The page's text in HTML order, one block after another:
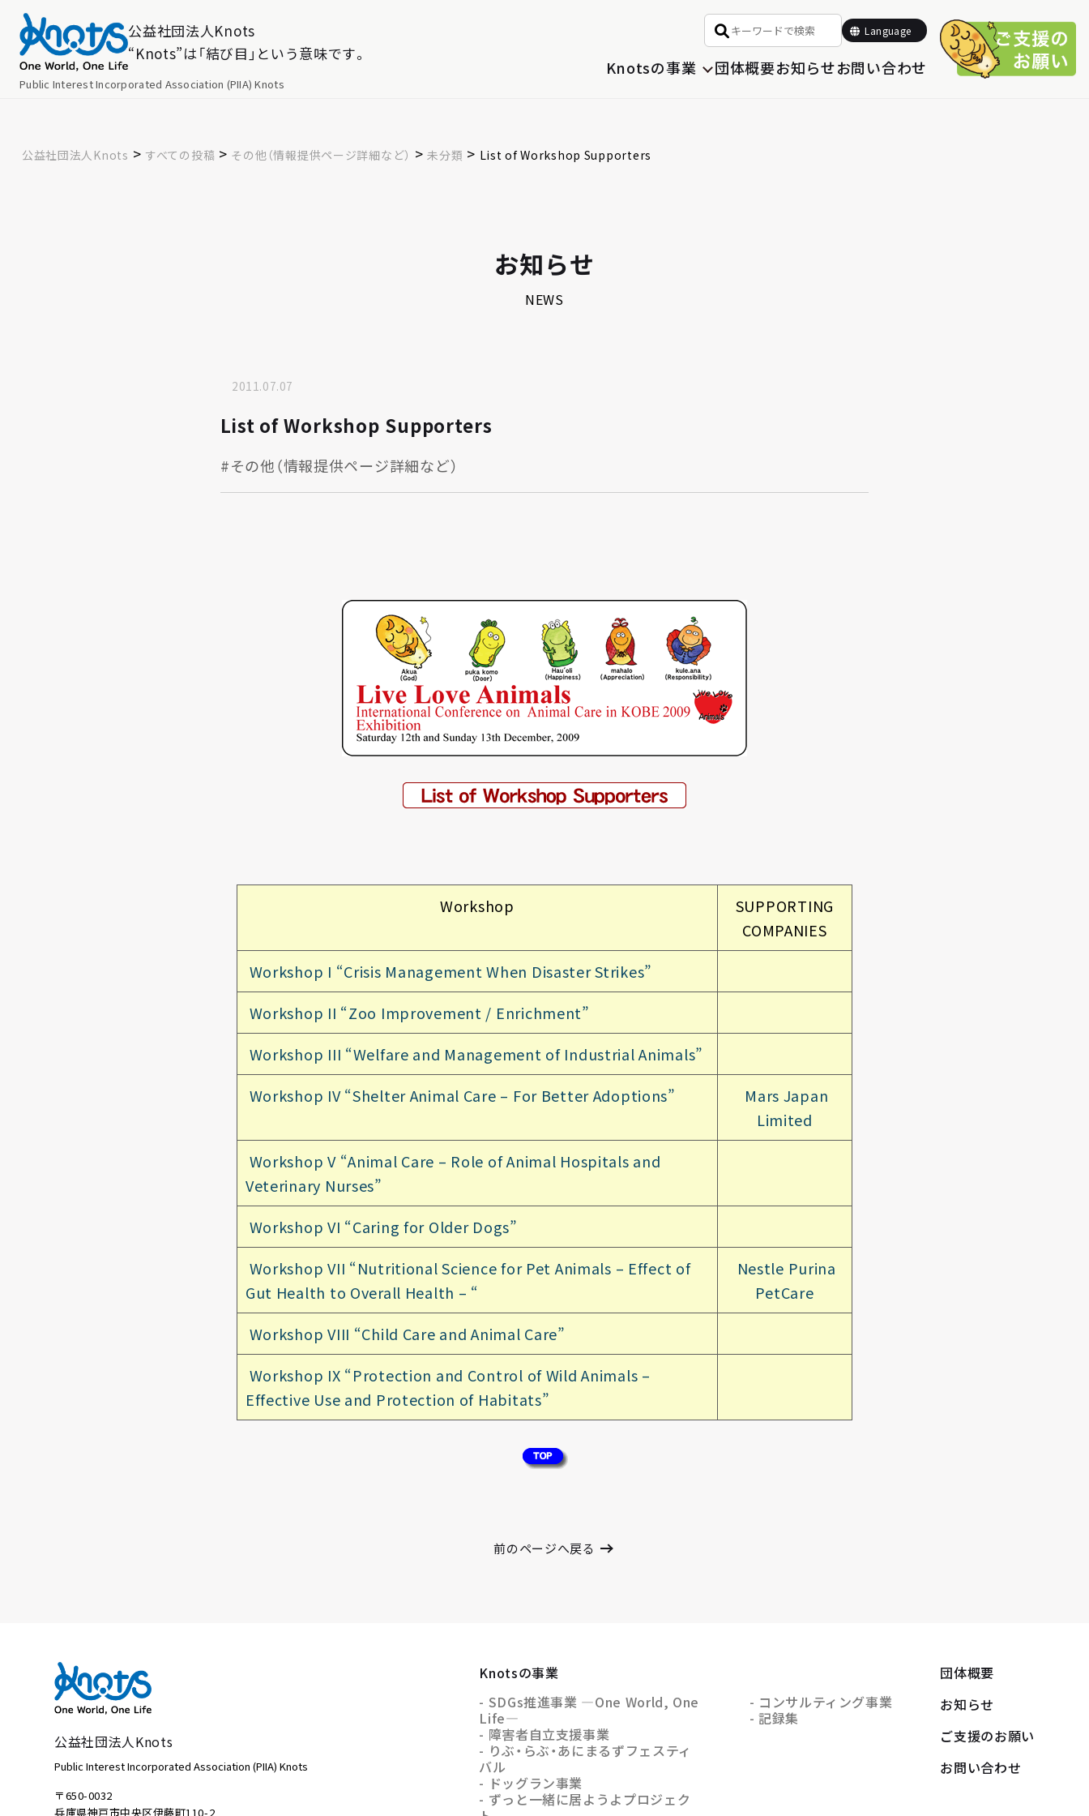
公益社団法人Knots
“Knots”は「結び目」という意味です。
Public Interest Incorporated Association (PIIA) Knots
Language
Select Language▼
Knotsの事業
団体概要お知らせお問い合わせ
公益社団法人Knots > すべての投稿 > その他（情報提供ページ詳細など） >未分類 > List of Workshop Supporters
お知らせ
NEWS
2011.07.07
List of Workshop Supporters
#その他（情報提供ページ詳細など）
Workshop
SUPPORTING
COMPANIES
Workshop I “Crisis Management When Disaster Strikes”
Workshop II “Zoo Improvement / Enrichment”
Workshop III “Welfare and Management of Industrial Animals”
Workshop IV “Shelter Animal Care – For Better Adoptions”
Mars Japan
Limited
Workshop V “Animal Care – Role of Animal Hospitals and
Veterinary Nurses”
Workshop VI “Caring for Older Dogs”
Workshop VII “Nutritional Science for Pet Animals – Effect of
Gut Health to Overall Health – “
Nestle Purina
PetCare
Workshop VIII “Child Care and Animal Care”
Workshop IX “Protection and Control of Wild Animals –
Effective Use and Protection of Habitats”
前のページへ戻る
公益社団法人Knots
Public Interest Incorporated Association (PIIA) Knots
〒650-0032
兵庫県神戸市中央区伊藤町110-2
Knotsの事業
- SDGs推進事業 —One World, One
Life—
- 障害者自立支援事業
- りぶ・らぶ・あにまるずフェスティ
バル
- ドッグラン事業
- ずっと一緒に居ようよプロジェク
- コンサルティング事業
- 記録集
団体概要
お知らせ
ご支援のお願い
お問い合わせ